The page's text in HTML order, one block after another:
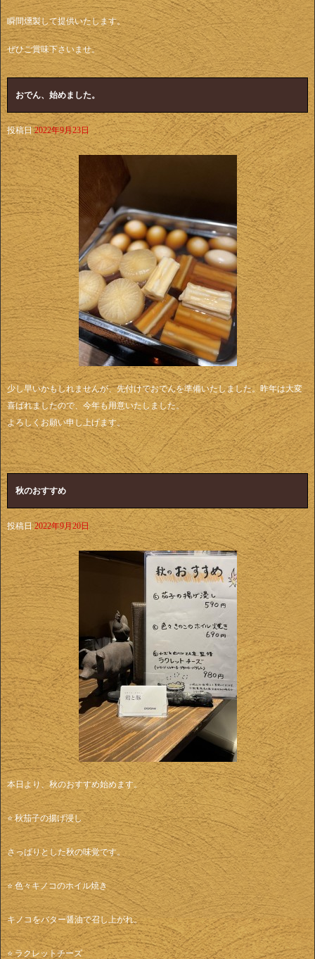
瞬間燻製して提供いたします。
ぜひご賞味下さいませ。
おでん、始めました。
投稿日 2022年9月23日
少し早いかもしれませんが、先付けでおでんを準備いたしました。昨年は大変
喜ばれましたので、今年も用意いたしました。
よろしくお願い申し上げます。
秋のおすすめ
投稿日 2022年9月20日
本日より、秋のおすすめ始めます。
⭐️ 秋茄子の揚げ浸し
さっぱりとした秋の味覚です。
⭐️ 色々キノコのホイル焼き
キノコをバター醤油で召し上がれ。
⭐️ ラクレットチーズ